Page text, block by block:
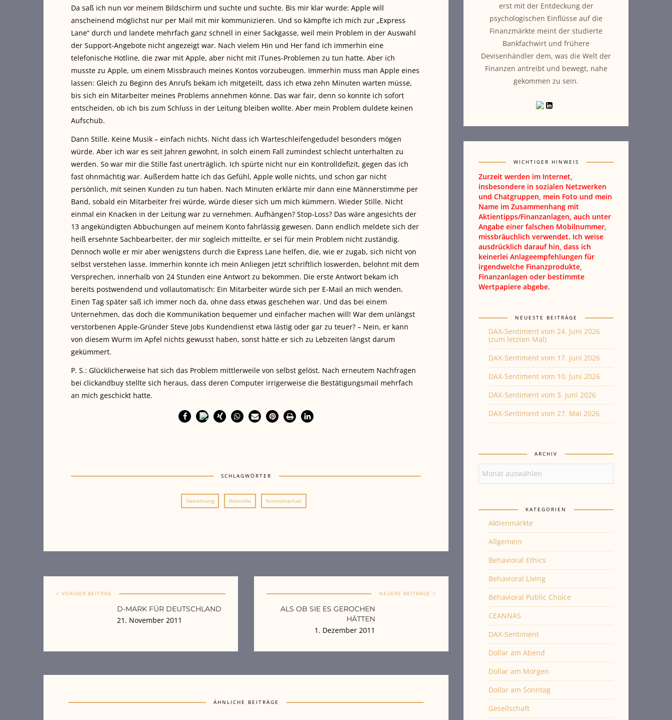
Da saß ich nun vor meinem Bildschirm und suchte und suchte. Bis mir klar wurde: Apple will
anscheinend möglichst nur per Mail mit mir kommunizieren. Und so kämpfte ich mich zur „Express
Lane“ durch und landete mehrfach ganz schnell in einer Sackgasse, weil mein Problem in der Auswahl
der Support-Angebote nicht angezeigt war. Nach vielem Hin und Her fand ich immerhin eine
telefonische Hotline, die zwar mit Apple, aber nicht mit iTunes-Problemen zu tun hatte. Aber ich
musste zu Apple, um einem Missbrauch meines Kontos vorzubeugen. Immerhin muss man Apple eines
lassen: Gleich zu Beginn des Anrufs bekam ich mitgeteilt, dass ich etwa zehn Minuten warten müsse,
bis sich ein Mitarbeiter meines Problems annehmen könne. Das war fair, denn so konnte ich sofort
entscheiden, ob ich bis zum Schluss in der Leitung bleiben wollte. Aber mein Problem duldete keinen
Aufschub.
Dann Stille. Keine Musik – einfach nichts. Nicht dass ich Warteschleifengedudel besonders mögen
würde. Aber ich war es seit Jahren gewohnt, in solch einem Fall zumindest schlecht unterhalten zu
werden. So war mir die Stille fast unerträglich. Ich spürte nicht nur ein Kontrolldefizit, gegen das ich
fast ohnmächtig war. Außerdem hatte ich das Gefühl, Apple wolle nichts, und schon gar nicht
persönlich, mit seinen Kunden zu tun haben. Nach Minuten erklärte mir dann eine Männerstimme per
Band, sobald ein Mitarbeiter frei würde, würde dieser sich um mich kümmern. Wieder Stille. Nicht
einmal ein Knacken in der Leitung war zu vernehmen. Aufhängen? Stop-Loss? Das wäre angesichts der
13 angekündigten Abbuchungen auf meinem Konto fahrlässig gewesen. Dann endlich meldete sich der
heiß ersehnte Sachbearbeiter, der mir sogleich mitteilte, er sei für mein Problem nicht zuständig.
Dennoch wolle er mir aber wenigstens durch die Express Lane helfen, die, wie er zugab, sich nicht von
selbst verstehen lasse. Immerhin konnte ich mein Anliegen jetzt schriftlich loswerden, belohnt mit dem
Versprechen, innerhalb von 24 Stunden eine Antwort zu bekommen. Die erste Antwort bekam ich
bereits postwendend und vollautomatisch: Ein Mitarbeiter würde sich per E-Mail an mich wenden.
Einen Tag später saß ich immer noch da, ohne dass etwas geschehen war. Und das bei einem
Unternehmen, das doch die Kommunikation bequemer und einfacher machen will! War dem unlängst
verstorbenen Apple-Gründer Steve Jobs Kundendienst etwa lästig oder gar zu teuer? – Nein, er kann
von diesem Wurm im Apfel nichts gewusst haben, sonst hätte er sich zu Lebzeiten längst darum
gekümmert.
P. S.: Glücklicherweise hat sich das Problem mittlerweile von selbst gelöst. Nach erneutem Nachfragen
bei clickandbuy stellte sich heraus, dass deren Computer irrigerweise die Bestätigungsmail mehrfach
an mich geschickt hatte.
SCHLAGWÖRTER
Gewöhnung Kontrolle Kontrollverlust
< VORIGER BEITRAG
D-MARK FÜR DEUTSCHLAND
21. November 2011
NEUERE BEITRÄGE >
ALS OB SIE ES GEROCHEN
HÄTTEN
1. Dezember 2011
ÄHNLICHE BEITRÄGE
erst mit der Entdeckung der
psychologischen Einflüsse auf die
Finanzmärkte meint der studierte
Bankfachwirt und frühere
Devisenhändler dem, was die Welt der
Finanzen antreibt und bewegt, nahe
gekommen zu sein.
WICHTIGER HINWEIS
Zurzeit werden im Internet,
insbesondere in sozialen Netzwerken
und Chatgruppen, mein Foto und mein
Name im Zusammenhang mit
Aktientipps/Finanzanlagen, auch unter
Angabe einer falschen Mobilnummer,
missbräuchlich verwendet. Ich weise
ausdrücklich darauf hin, dass ich
keinerlei Anlageempfehlungen für
irgendwelche Finanzprodukte,
Finanzanlagen oder bestimmte
Wertpapiere abgebe.
NEUESTE BEITRÄGE
DAX-Sentiment vom 24. Juni 2026
(zum letzten Mal)
DAX-Sentiment vom 17. Juni 2026
DAX-Sentiment vom 10. Juni 2026
DAX-Sentiment vom 3. Juni 2026
DAX-Sentiment vom 27. Mai 2026
ARCHIV
KATEGORIEN
Aktienmärkte
Allgemein
Behavioral Ethics
Behavioral Living
Behavioral Public Choice
CEANNAS
DAX-Sentiment
Dollar am Abend
Dollar am Morgen
Dollar am Sonntag
Gesellschaft